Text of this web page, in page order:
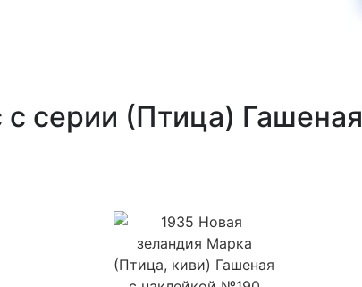
серии (Птица) Гашеная